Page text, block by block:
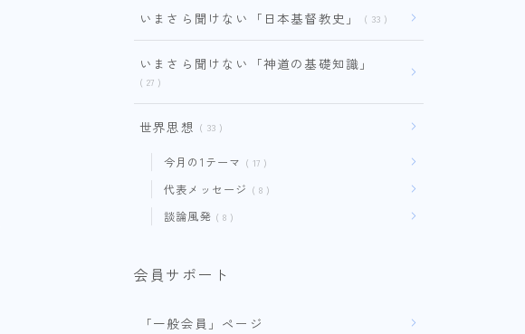
いまさら聞けない「日本基督教史」 33
いまさら聞けない「神道の基礎知識」
27
世界思想 33
今月の1テーマ 17
代表メッセージ 8
談論風発 8
会員サポート
「一般会員」ページ